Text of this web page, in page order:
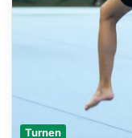
Turnen